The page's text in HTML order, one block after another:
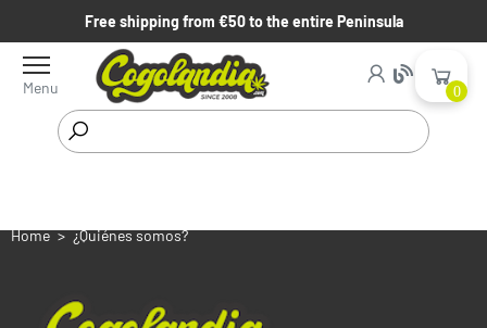
Free shipping from €50 to the entire Peninsula
Menu 0
Home ¿Quiénes somos?